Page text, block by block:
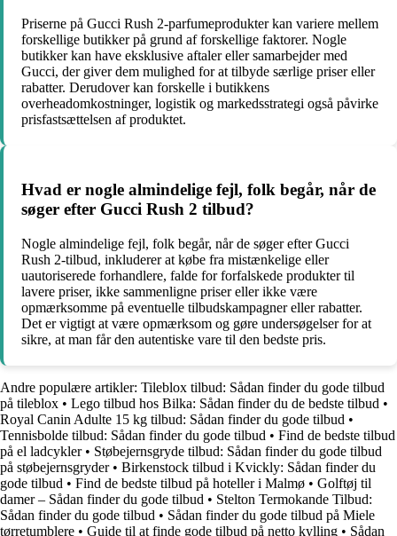
Priserne på Gucci Rush 2-parfumeprodukter kan variere mellem
forskellige butikker på grund af forskellige faktorer. Nogle
butikker kan have eksklusive aftaler eller samarbejder med
Gucci, der giver dem mulighed for at tilbyde særlige priser eller
rabatter. Derudover kan forskelle i butikkens
overheadomkostninger, logistik og markedsstrategi også påvirke
prisfastsættelsen af produktet.
Hvad er nogle almindelige fejl, folk begår, når de
søger efter Gucci Rush 2 tilbud?
Nogle almindelige fejl, folk begår, når de søger efter Gucci
Rush 2-tilbud, inkluderer at købe fra mistænkelige eller
uautoriserede forhandlere, falde for forfalskede produkter til
lavere priser, ikke sammenligne priser eller ikke være
opmærksomme på eventuelle tilbudskampagner eller rabatter.
Det er vigtigt at være opmærksom og gøre undersøgelser for at
sikre, at man får den autentiske vare til den bedste pris.
Andre populære artikler: Tileblox tilbud: Sådan finder du gode tilbud
på tileblox • Lego tilbud hos Bilka: Sådan finder du de bedste tilbud •
Royal Canin Adulte 15 kg tilbud: Sådan finder du gode tilbud •
Tennisbolde tilbud: Sådan finder du gode tilbud • Find de bedste tilbud
på el ladcykler• Støbejernsgryde tilbud: Sådan finder du gode tilbud
på støbejernsgryder• Birkenstock tilbud i Kvickly: Sådan finder du
gode tilbud • Find de bedste tilbud på hoteller i Malmø • Golftøj til
damer – Sådan finder du gode tilbud • Stelton Termokande Tilbud:
Sådan finder du gode tilbud • Sådan finder du gode tilbud på Miele
tørretumblere • Guide til at finde gode tilbud på netto kylling • Sådan